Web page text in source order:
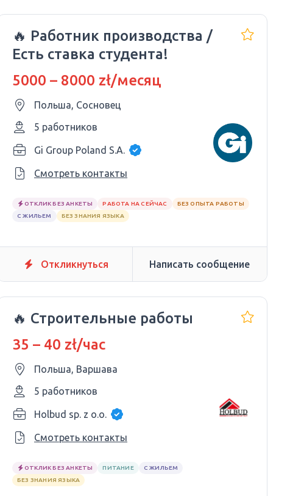
🔥 Работник производства /
Есть ставка студента!
5000 – 8000 zł/месяц
Польша, Сосновец
5 работников
Gi Group Poland S.A.
Смотреть контакты
ОТКЛИК БЕЗ АНКЕТЫ РАБОТА НА СЕЙЧАС
БЕЗ ОПЫТА РАБОТЫ
С ЖИЛЬЕМ
БЕЗ ЗНАНИЯ ЯЗЫКА
Откликнуться Написать сообщение
🔥 Строительные работы
35 – 40 zł/час
Польша, Варшава
5 работников
Holbud sp. z o.o.
Смотреть контакты
ОТКЛИК БЕЗ АНКЕТЫ ПИТАНИЕ
С ЖИЛЬЕМ
БЕЗ ЗНАНИЯ ЯЗЫКА